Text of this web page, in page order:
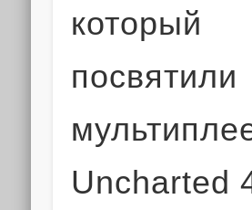
который
посвятили
Uncharted